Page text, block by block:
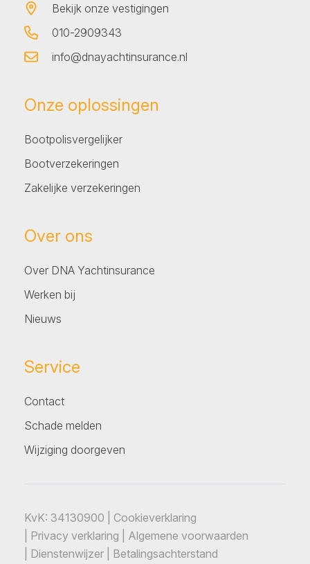
Bekijk onze vestigingen
010-2909343
info@dnayachtinsurance.nl
Onze oplossingen
Bootpolisvergelijker
Bootverzekeringen
Zakelijke verzekeringen
Over ons
Over DNA Yachtinsurance
Werken bij
Nieuws
Service
Contact
Schade melden
Wijziging doorgeven
KvK: 34130900 | Cookieverklaring
Privacy verklaring
Algemene voorwaarden
Dienstenwijzer Betalingsachterstand